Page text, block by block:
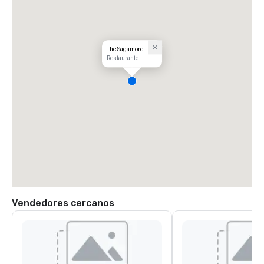
The Sagamore
Restaurante
Vendedores cercanos